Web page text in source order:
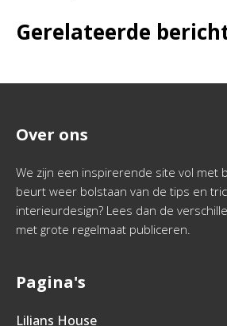
Gerelateerde
Over ons
We zijn een inspirerende site vol met
beurt weer bolstaan van de tips en
interieurdesign? Lees dan de
met grote regelmaat publiceren.
Pagina's
Lilians House